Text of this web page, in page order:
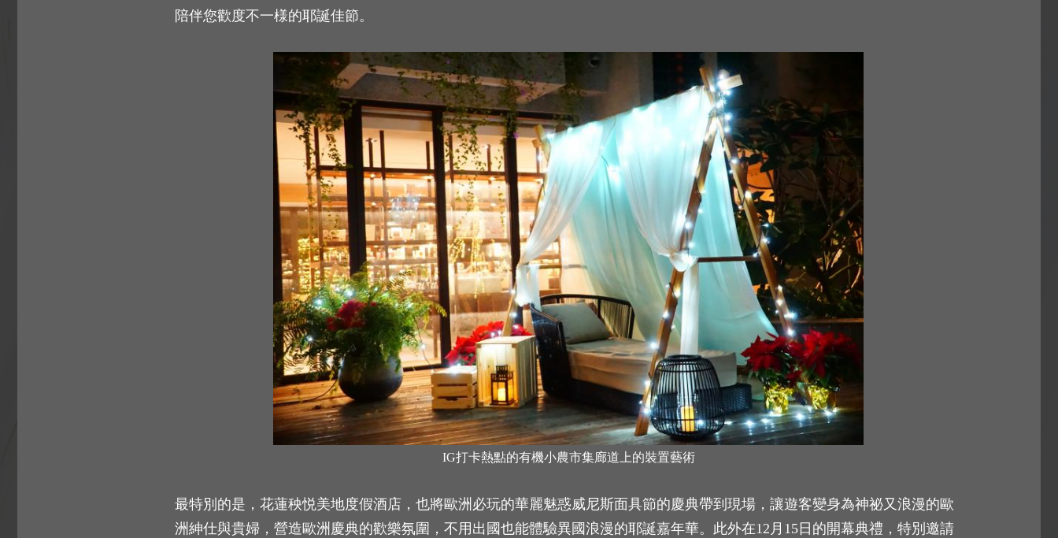
陪伴您歡度不一様的耶誕佳節。
IG打卡熱點的有機小農市集廊道上的裝置藝術
最特別的是，花蓮秧悦美地度假酒店，也將歐洲必玩的華麗魅惑威尼斯面具節的慶典帶到現場，讓遊客變身為神祕又浪漫的歐
洲紳仕與貴婦，營造歐洲慶典的歡樂氛圍，不用出國也能體驗異國浪漫的耶誕嘉年華。此外在12月15日的開幕典禮，特別邀請